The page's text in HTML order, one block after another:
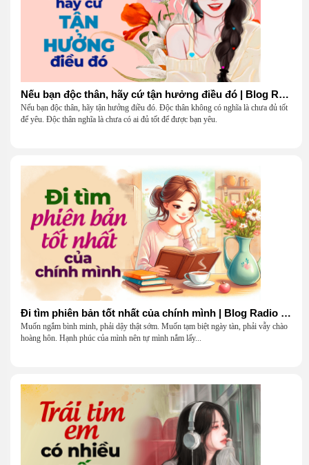
Nếu bạn độc thân, hãy cứ tận hưởng điều đó | Blog Radio 904
Nếu bạn độc thân, hãy tận hưởng điều đó. Độc thân không có nghĩa là chưa đủ tốt
để yêu. Độc thân nghĩa là chưa có ai đủ tốt để được bạn yêu.
Đi tìm phiên bản tốt nhất của chính mình | Blog Radio 903
Muốn ngắm bình minh, phải dậy thật sớm. Muốn tạm biệt ngày tàn, phải vẫy chào
hoàng hôn. Hạnh phúc của mình nên tự mình nắm lấy...